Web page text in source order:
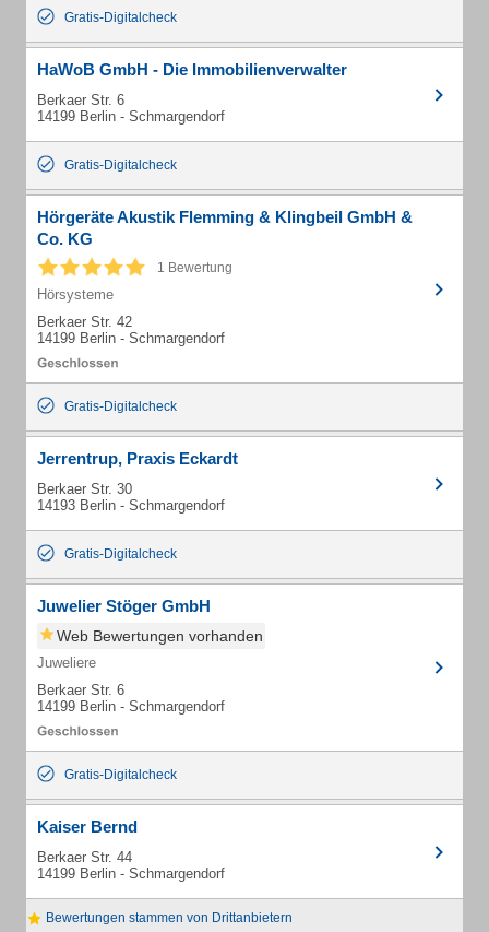
Gratis-Digitalcheck
HaWoB GmbH - Die Immobilienverwalter
Berkaer Str. 6
14199 Berlin - Schmargendorf
Gratis-Digitalcheck
Hörgeräte Akustik Flemming & Klingbeil GmbH &
Co. KG
1 Bewertung
Hörsysteme
Berkaer Str. 42
14199 Berlin - Schmargendorf
Gratis-Digitalcheck
Jerrentrup, Praxis Eckardt
Berkaer Str. 30
14193 Berlin - Schmargendorf
Gratis-Digitalcheck
Juwelier Stöger GmbH
Web Bewertungen vorhanden
Juweliere
Berkaer Str. 6
14199 Berlin - Schmargendorf
Gratis-Digitalcheck
Kaiser Bernd
Berkaer Str. 44
14199 Berlin - Schmargendorf
Bewertungen stammen von Drittanbietern